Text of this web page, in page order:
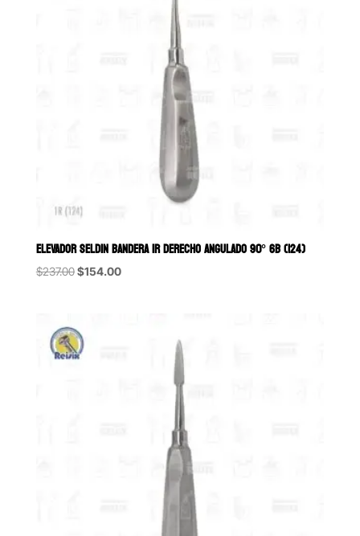
ELEVADOR SELDIN BANDERA 1R DERECHO ANGULADO 90° 6B (124)
$237.00Original
$237.00.
$154.00Current